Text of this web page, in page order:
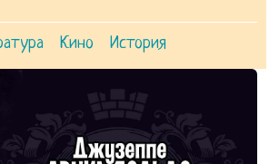
Кино История